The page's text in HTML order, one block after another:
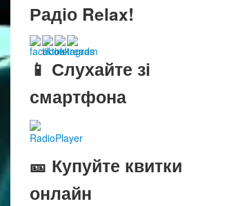
Радіо Relax!
📱 Слухайте зі
смартфона
RadioPlayer
🎫 Купуйте квитки
онлайн